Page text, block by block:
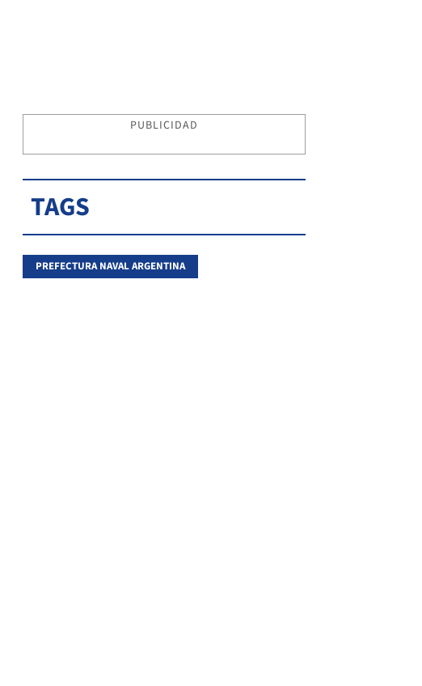
PUBLICIDAD
TAGS
PREFECTURA NAVAL ARGENTINA